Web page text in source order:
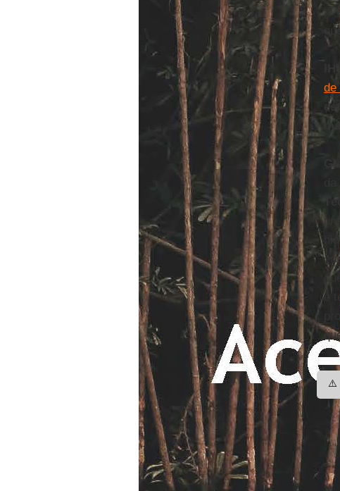
já
de
que
é
⚠️